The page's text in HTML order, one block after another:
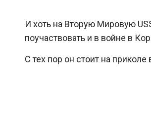
И хоть на Вторую Мировую
поучаствовать и в войне в
С тех пор он стоит на